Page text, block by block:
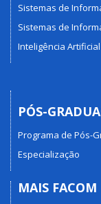
Sistemas de
Sistemas de
Inteligência
PÓS-
Programa de Pós-
Especialização
MAIS FACOM